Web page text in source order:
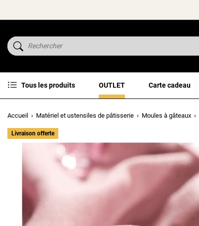
Tous les produits OUTLET Carte cadeau
Accueil Matériel et ustensiles de pâtisserie Moules à gâteaux
Livraison offerte